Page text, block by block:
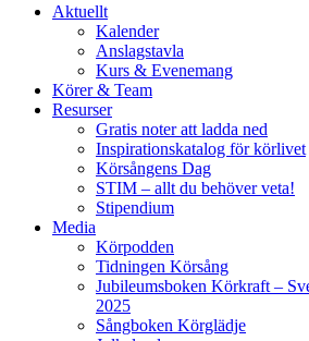
Aktuellt
Kalender
Anslagstavla
Kurs & Evenemang
Körer & Team
Resurser
Gratis noter att ladda ned
Inspirationskatalog för körlivet
Körsångens Dag
STIM – allt du behöver veta!
Stipendium
Media
Körpodden
Tidningen Körsång
Jubileumsboken Körkraft –
2025
Sångboken Körglädje